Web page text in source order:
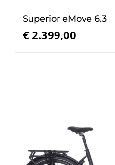
Superior eMove 6.3
€ 2.399,00